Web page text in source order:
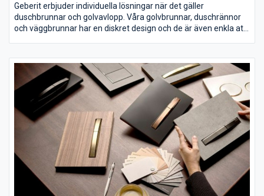
Geberit erbjuder individuella lösningar när det gäller
duschbrunnar och golvavlopp. Våra golvbrunnar, duschrännor
och väggbrunnar har en diskret design och de är även enkla att
exakt efter befintliga byggörhållanden i badrummet och dina
egna önskemål om det perfekta badrummet.